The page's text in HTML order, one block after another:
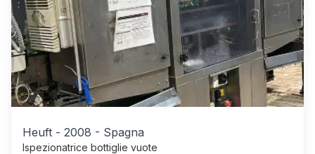
Heuft - 2008 - Spagna
Ispezionatrice bottiglie vuote